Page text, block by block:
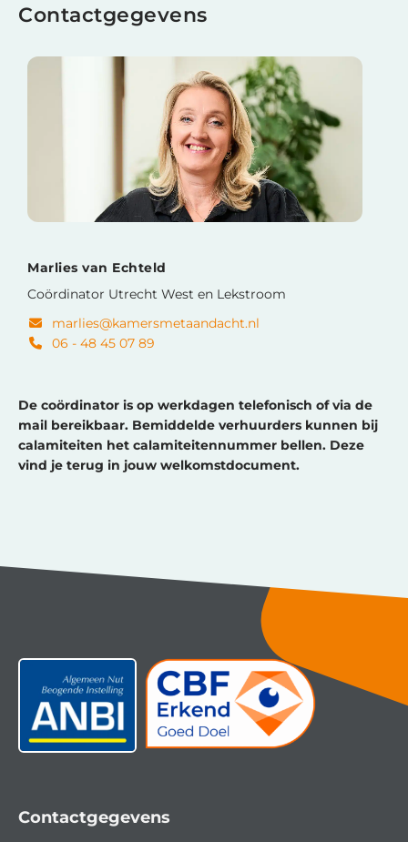
Contactgegevens
Marlies van Echteld
Coördinator Utrecht West en Lekstroom
marlies@kamersmetaandacht.nl
06 - 48 45 07 89
De coördinator is op werkdagen telefonisch of via de
mail bereikbaar. Bemiddelde verhuurders kunnen bij
calamiteiten het calamiteitennummer bellen. Deze
vind je terug in jouw welkomstdocument.
Contactgegevens